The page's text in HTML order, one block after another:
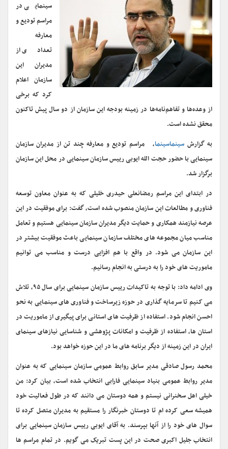
سینمایی در
مراسم تودیع و
معارفه
تعدادی از
مدیران این
سازمان اعلام
کرد که برخی
از وعده‌ها و تفاهم‌نامه‌ها در زمینه بودجه این سازمان از دو سال پیش تاکنون
محقق نشده است.
به گزارش سینماسینما، مراسم تودیع و معارفه چند تن از مدیران سازمان
سینمایی با حضور حجت الله ایوبی رییس سازمان سینمایی در محل این سازمان
برگزار شد.
در ابتدای این مراسم رمضانعلی حیدری خلیلی که به عنوان معاون توسعه
فناوری و مطالعات این سازمان منصوب شده است، گفت: برای موفقیت در این
عرصه نیازمند همکاری و حمایت دیگر مدیران سازمان سینمایی هستیم و تعامل
مناسب میان مجموعه های مختلف سازمان سینمایی باعث موفقیت بیشتر در
این سازمان می شود. در واقع با هم افزایی درست و مناسب می توانیم
ماموریت های خود را به درستی به انجام رسانیم.
وی ادامه داد: با توجه به تاکیدات رییس سازمان سینمایی برای سال ۹۵، تلاش
می کنیم تا سرمایه گذاری در حوزه زیرساخت و فناوری های سینمایی به نحو
احسن انجام شود. استفاده از ظرفیت های استانی برای پیگیری از ماموریت در
استان ها، استفاده از ظرفیت و امکانات پژوهشی و شناسایی نیازهای سینمای
ایران در این زمینه از دیگر برنامه های ما در این حوزه خواهد بود.
محمد رسول صادقی مدیر سابق روابط عمومی سازمان سینمایی که به عنوان
مدیر روابط عمومی بنیاد سینمایی فارابی انتخاب شده است، بیان کرد: من
خیلی اهل سخنرانی نیستم و همه دوستان می دانند که در طول فعالیت خود
همیشه سعی کرده ام تا دوستان خبرنگار را مستقیم به مدیران متصل کرده تا
سوال های خود را از آنها بپرسند. به آقای ایوبی رییس سازمان سینمایی برای
انتخاب جلیل اکبری صحت در این پست تبریک می گویم. در تمام مراسم ها